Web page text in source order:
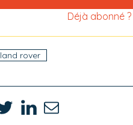
Déjà abonné ?
land rover